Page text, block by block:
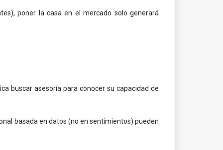
poner la casa en el mercado solo generará
buscar asesoría para conocer su capacidad de
basada en datos (no en sentimientos) pueden